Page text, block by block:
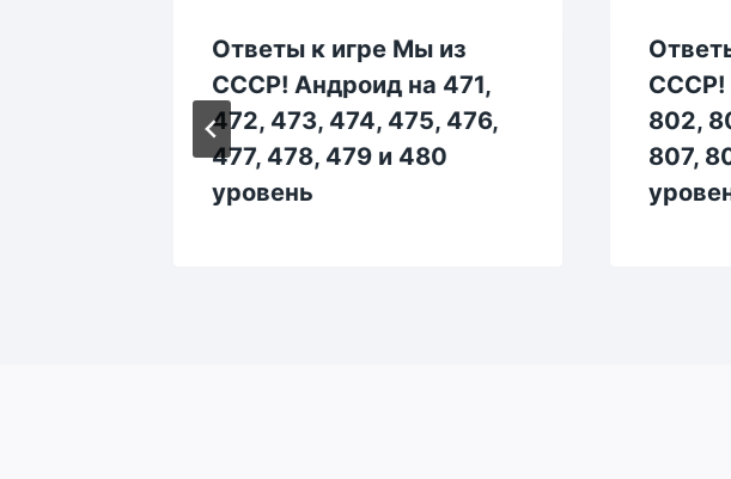
Ответы к игре Мы из
СССР! Андроид на 471,
472, 473, 474, 475, 476,
477, 478, 479 и 480
уровень
СССР!
802,
807,